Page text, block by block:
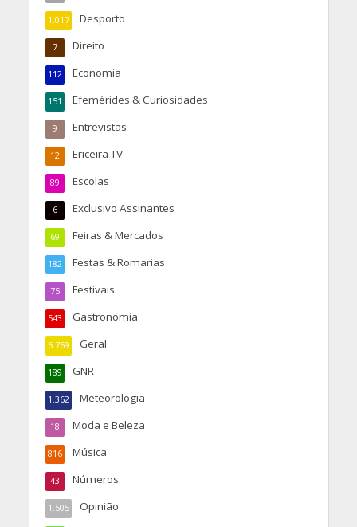
Desporto
1.017
Direito
7
Economia
112
Efemérides & Curiosidades
151
Entrevistas
9
Ericeira TV
12
Escolas
89
Exclusivo Assinantes
6
Feiras & Mercados
69
Festas & Romarias
182
Festivais
75
Gastronomia
543
Geral
6.769
GNR
189
Meteorologia
1.362
Moda e Beleza
18
Música
816
Números
43
Opinião
1.505